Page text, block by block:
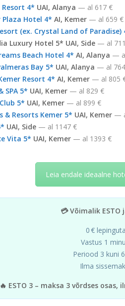
4* UAI, Alanya — al 617 €
Hotel 4* AI, Kemer— al 659 €
(ex. Crystal Land of Paradise)
Luxury Hotel 5* UAI, Side— al
Beach Hotel 4* AI, Alanya —
Bay 5* UAI, Alanya — al
Resort 4* AI, Kemer— al 805
SPA 5* UAI, Kemer— al 829 €
5* UAI, Kemer— al 899 €
& Resorts Kemer 5* UAI, Kemer—
UAI, Side— al 1147 €
Vita 5* UAI, Kemer— al 1393 €
Leia endale ideaalne
💳 Võimalik ESTO
0 €
Vastus 1
Periood 3 kuni
Ilma
🔥 ESTO 3 – maksa 3 võrdses